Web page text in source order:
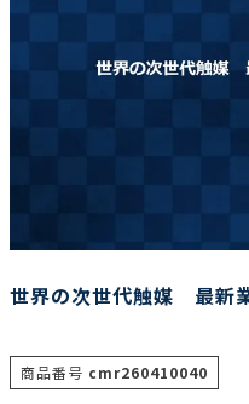
世界の次世代触媒 最新業
商品番号 cmr260410040